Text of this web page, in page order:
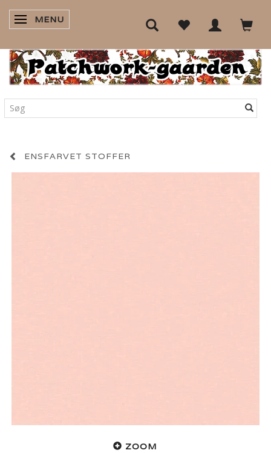
SKIFTE NAVIGATION
MENU
ENSFARVET STOFFER
ZOOM